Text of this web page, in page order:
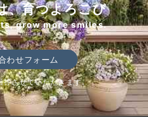
、育つよろこび
grow more smiles.
わせフォーム
答させていただきます。